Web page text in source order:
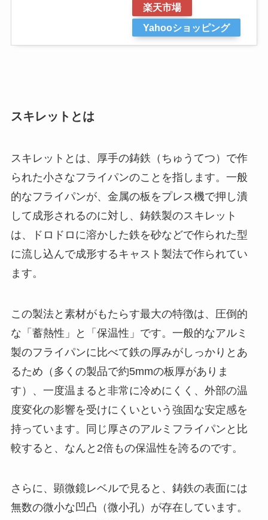
楽天市場
Yahooショッピング
スキレットとは
スキレットとは、厚手の鋳鉄（ちゅうてつ）で作
られた小さなフライパンのことを指します。一般
的なフライパンが、金属の板をプレス機で押し潰
して成形されるのに対し、鋳鉄製のスキレット
は、ドロドロに溶かした鉄を砂などで作られた型
に流し込んで成形するキャスト製法で作られてい
ます。
この製法と素材がもたらす最大の特徴は、圧倒的
な「蓄熱性」と「保温性」です。一般的なアルミ
製のフライパンに比べて鉄の厚みがしっかりとあ
るため（多くの製品で約5mmの板厚がありま
す）、一度温まると非常に冷めにくく、外部の温
度変化の影響を受けにくいという強固な安定感を
持っています。同じ厚さのアルミフライパンと比
較すると、なんと2倍もの保温性を誇るのです。
さらに、顕微鏡レベルで見ると、鋳鉄の表面には
無数の微小な凹凸（微小孔）が存在しています。